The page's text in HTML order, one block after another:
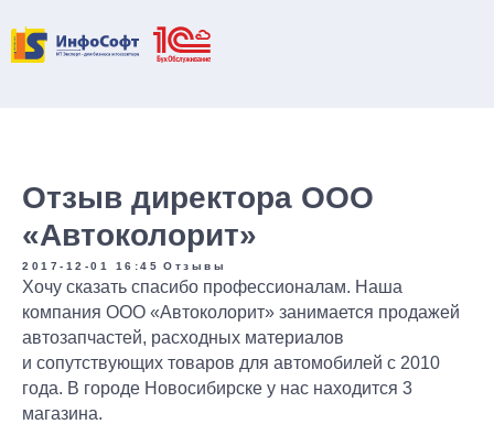
Отзыв директора ООО
«Автоколорит»
2017-12-01 16:45 Отзывы
Хочу сказать cпасибо профессионалам. Наша
компания ООО «Автоколорит» занимается продажей
автозапчастей, расходных материалов
и сопутствующих товаров для автомобилей с 2010
года. В городе Новосибирске у нас находится 3
магазина.
Оставьте заявку, и наши
специалисты
проконсультируютвас по
всем вопросам!
Узнайтеобъективную
оценку состояния учета
в вашей компании
от экспертов!
Обсудите с экспертомвашу
бухгалтерию и риски до проверки
налоговой — бесплатно и без